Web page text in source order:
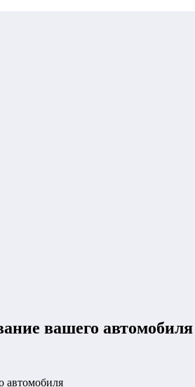
вашего автомобиля
автомобиля